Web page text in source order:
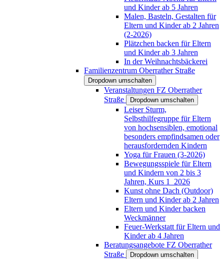
und Kinder ab 5 Jahren
Malen, Basteln, Gestalten für
Eltern und Kinder ab 2 Jahren
(2-2026)
Plätzchen backen für Eltern
und Kinder ab 3 Jahren
In der Weihnachtsbäckerei
Familienzentrum Oberrather Straße
Dropdown umschalten
Veranstaltungen FZ Oberrather
Straße
Dropdown umschalten
Leiser Sturm,
Selbsthilfegruppe für Eltern
von hochsensiblen, emotional
besonders empfindsamen oder
herausfordernden Kindern
Yoga für Frauen (3-2026)
Bewegungsspiele für Eltern
und Kindern von 2 bis 3
Jahren, Kurs 1_2026
Kunst ohne Dach (Outdoor)
Eltern und Kinder ab 2 Jahren
Eltern und Kinder backen
Weckmänner
Feuer-Werkstatt für Eltern und
Kinder ab 4 Jahren
Beratungsangebote FZ Oberrather
Straße
Dropdown umschalten